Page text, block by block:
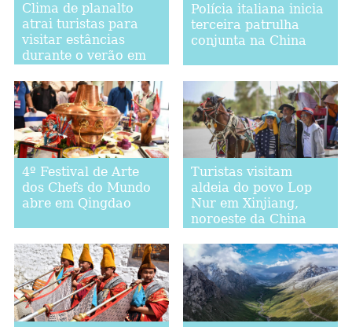
Clima de planalto
atrai turistas para
visitar estâncias
durante o verão em
Polícia italiana inicia
terceira patrulha
conjunta na China
4º Festival de Arte
dos Chefs do Mundo
abre em Qingdao
Turistas visitam
aldeia do povo Lop
Nur em Xinjiang,
noroeste da China